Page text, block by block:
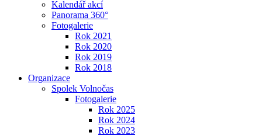
Kalendář akcí
Panorama 360°
Fotogalerie
Rok 2021
Rok 2020
Rok 2019
Rok 2018
Organizace
Spolek Volnočas
Fotogalerie
Rok 2025
Rok 2024
Rok 2023